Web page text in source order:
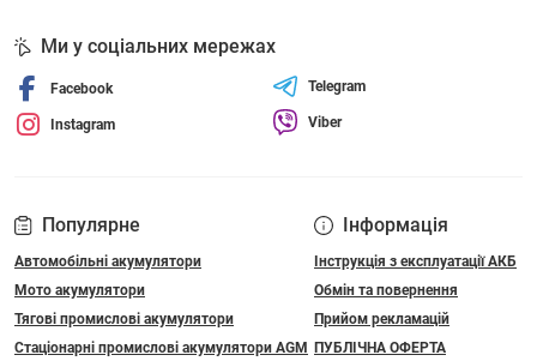
Популярне
Автомобільні акумулятори
Мото акумулятори
Тягові промислові акумулятори
Стаціонарні промислові акумулятори АGM
Інформація
Інструкція з експлуатації АКБ
Обмін та повернення
Прийом рекламацій
ПУБЛІЧНА ОФЕРТА
Ми у соціальних мережах
Facebook
Instagram
Telegram
Viber